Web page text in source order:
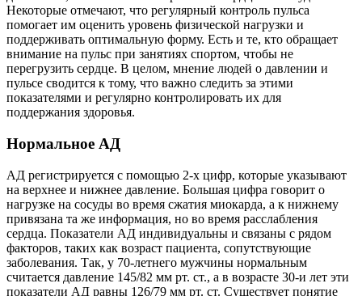
Некоторые отмечают, что регулярный контроль пульса
помогает им оценить уровень физической нагрузки и
поддерживать оптимальную форму. Есть и те, кто обращает
внимание на пульс при занятиях спортом, чтобы не
перегрузить сердце. В целом, мнение людей о давлении и
пульсе сводится к тому, что важно следить за этими
показателями и регулярно контролировать их для
поддержания здоровья.
Нормальное АД
АД регистрируется с помощью 2-х цифр, которые указывают
на верхнее и нижнее давление. Большая цифра говорит о
нагрузке на сосуды во время сжатия миокарда, а к нижнему
привязана та же информация, но во время расслабления
сердца. Показатели АД индивидуальны и связаны с рядом
факторов, таких как возраст пациента, сопутствующие
заболевания. Так, у 70-летнего мужчины нормальным
считается давление 145/82 мм рт. ст., а в возрасте 30-и лет эти
показатели АД равны 126/79 мм рт. ст. Существует понятие